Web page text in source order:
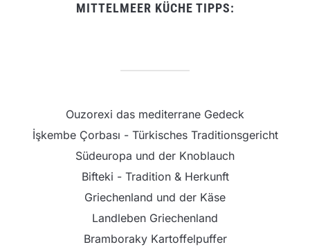
MITTELMEER KÜCHE TIPPS:
Ouzorexi das mediterrane Gedeck
İşkembe Çorbası - Türkisches Traditionsgericht
Südeuropa und der Knoblauch
Bifteki - Tradition & Herkunft
Griechenland und der Käse
Landleben Griechenland
Bramboraky Kartoffelpuffer